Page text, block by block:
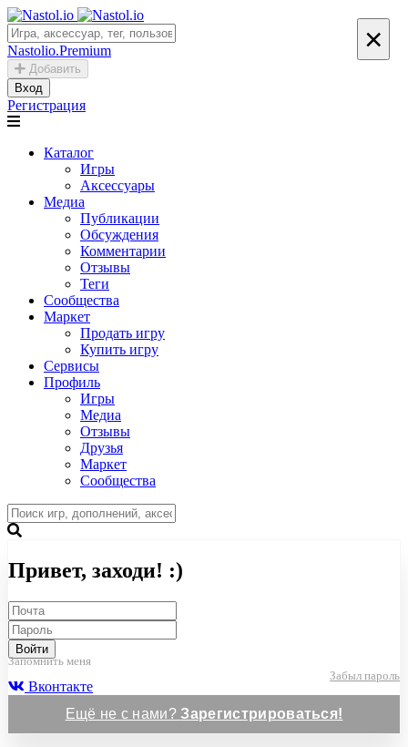
Nastolio.Premium
Добавить
Вход
Регистрация
Каталог
Игры
Аксессуары
Медиа
Публикации
Обсуждения
Комментарии
Отзывы
Теги
Сообщества
Маркет
Продать игру
Купить игру
Сервисы
Профиль
Игры
Медиа
Отзывы
Друзья
Маркет
Сообщества
×
Привет, заходи! :)
Войти
Запомнить меня
Забыл пароль
Вконтакте
Ещё не с нами?Зарегистрироваться!